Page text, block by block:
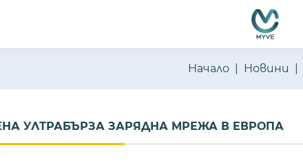
Начало Новини
УЛТРАБЪРЗА ЗАРЯДНА МРЕЖА В ЕВРОПА